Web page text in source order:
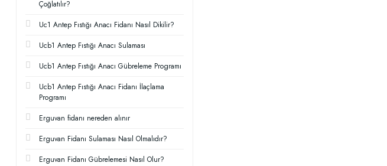
Çoğlatılır?
Uc1 Antep Fıstığı Anacı Fidanı Nasıl Dikilir?
Ucb1 Antep Fıstığı Anacı Sulaması
Ucb1 Antep Fıstığı Anacı Gübreleme Programı
Ucb1 Antep Fıstığı Anacı Fidanı İlaçlama
Programı
Erguvan fidanı nereden alınır
Erguvan Fidanı Sulaması Nasıl Olmalıdır?
Erguvan Fidanı Gübrelemesi Nasıl Olur?